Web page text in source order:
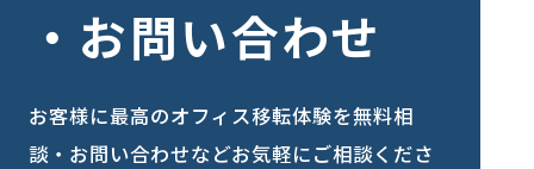
お問い合わせ
お客様に最高のオフィス移転体験を無料相
談・お問い合わせなどお気軽にご相談くださ